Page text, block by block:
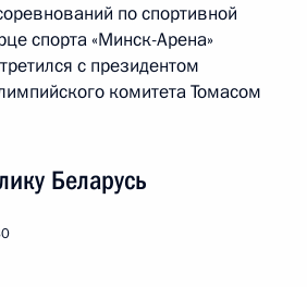
по спортивной
спорта «Минск-Арена»
с президентом
комитета Томасом
Беларусь